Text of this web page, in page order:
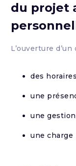
du projet
L’ouverture
des
une
une
une